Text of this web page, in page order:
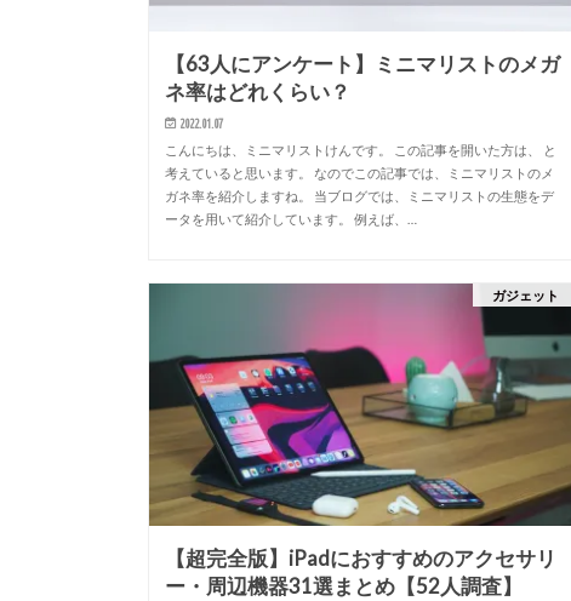
【63人にアンケート】ミニマリストのメガ
ネ率はどれくらい？
2022.01.07
こんにちは、ミニマリストけんです。 この記事を開いた方は、 と
考えていると思います。 なのでこの記事では、ミニマリストのメ
ガネ率を紹介しますね。 当ブログでは、ミニマリストの生態をデ
ータを用いて紹介しています。 例えば、…
ガジェット
【超完全版】iPadにおすすめのアクセサリ
ー・周辺機器31選まとめ【52人調査】